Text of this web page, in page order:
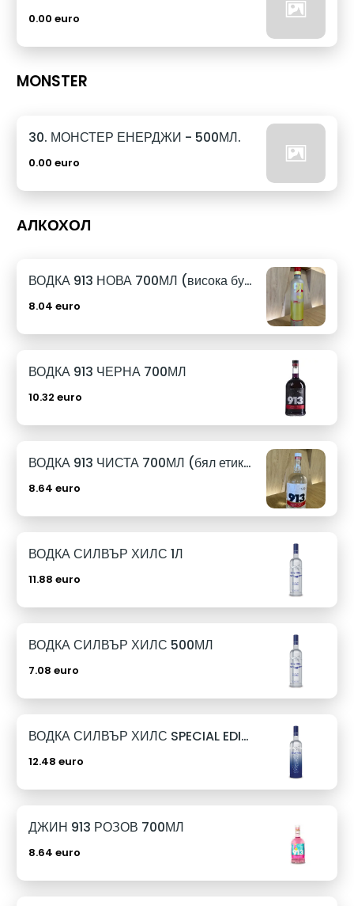
0.00 euro
MONSTER
30. МОНСТЕР ЕНЕРДЖИ - 500МЛ.
0.00 euro
АЛКОХОЛ
ВОДКА 913 НОВА 700МЛ (висока бутилка)
8.04 euro
ВОДКА 913 ЧЕРНА 700МЛ
10.32 euro
ВОДКА 913 ЧИСТА 700МЛ (бял етикет)
8.64 euro
ВОДКА СИЛВЪР ХИЛС 1Л
11.88 euro
ВОДКА СИЛВЪР ХИЛС 500МЛ
7.08 euro
ВОДКА СИЛВЪР ХИЛС SPECIAL EDITION 1Л
12.48 euro
ДЖИН 913 РОЗОВ 700МЛ
8.64 euro